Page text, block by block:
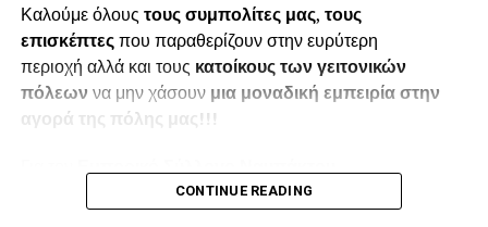
Καλούμε όλους τους συμπολίτες μας, τους
επισκέπτεςπου παραθερίζουν στην ευρύτερη
περιοχή αλλά και τους κατοίκους των γειτονικών
πόλεων να μην χάσουν μια μοναδική εμπειρία στην
αγορά της πόλης μας!!!
Ο Πρόεδρος
CONTINUE READING